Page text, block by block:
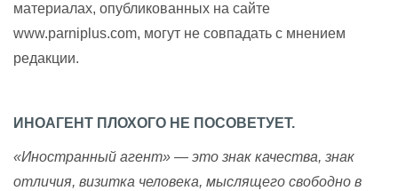
материалах, опубликованных на сайте
www.parniplus.com, могут не совпадать с мнением
редакции.
ИНОАГЕНТ ПЛОХОГО НЕ ПОСОВЕТУЕТ.
«Иностранный агент» — это знак качества, знак
отличия, визитка человека, мыслящего свободно в